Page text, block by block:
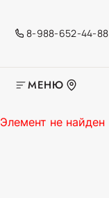
8-988-652-44-88
МЕНЮ
Элемент не найден